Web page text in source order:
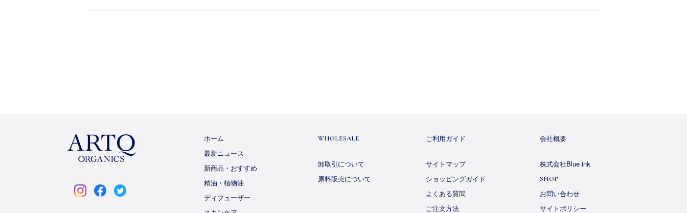
ORGANICS
ホーム
最新ニュース
新商品・おすすめ
精油・植物油
ディフューザー
WHOLESALE
卸取引について
原料販売について
ご利用ガイド
サイトマップ
ショッピングガイド
よくある質問
ご注文方法
会社概要
株式会社Blue ink
SHOP
お問い合わせ
サイトポリシー